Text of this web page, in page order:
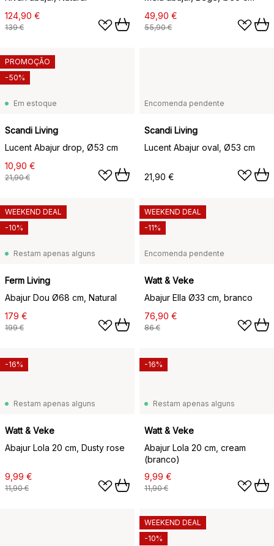
124,90 €
139 €
49,90 €
55,90 €
Em estoque
Scandi Living
Lucent Abajur drop, Ø53 cm
10,90 €
21,90 €
PROMOÇÃO
-50%
Encomenda pendente
Scandi Living
Lucent Abajur oval, Ø53 cm
21,90 €
Restam apenas alguns
Ferm Living
Abajur Dou Ø68 cm, Natural
179 €
199 €
WEEKEND DEAL
-10%
Encomenda pendente
Watt & Veke
Abajur Ella Ø33 cm, branco
76,90 €
86 €
WEEKEND DEAL
-11%
Restam apenas alguns
Watt & Veke
Abajur Lola 20 cm, Dusty rose
9,99 €
11,90 €
-16%
Restam apenas alguns
Watt & Veke
Abajur Lola 20 cm, cream
(branco)
9,99 €
11,90 €
-16%
WEEKEND DEAL
-10%